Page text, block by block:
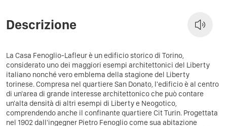
Descrizione
La Casa Fenoglio-Lafleur è un edificio storico di Torino,
considerato uno dei maggiori esempi architettonici del Liberty
italiano nonché vero emblema della stagione del Liberty
torinese. Compresa nel quartiere San Donato, l'edificio è al centro
di un'area di grande interesse architettonico che può contare
un'alta densità di altri esempi di Liberty e Neogotico,
comprendendo anche il confinante quartiere Cit Turin. Progettata
nel 1902 dall'ingegner Pietro Fenoglio come sua abitazione